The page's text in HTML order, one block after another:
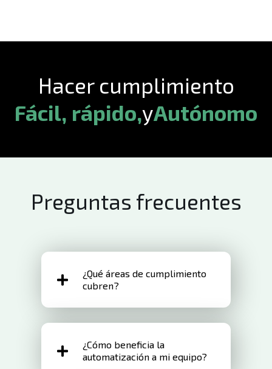
Hacer cumplimiento
Fácil, rápido,yAutónomo
Preguntas frecuentes
¿Qué áreas de cumplimiento
cubren?
ciberseguridad, privacidad de datos,
¿Cómo beneficia la
automatización a mi equipo?